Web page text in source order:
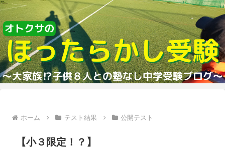
ホーム テスト結果 公開テスト
【小３限定！？】